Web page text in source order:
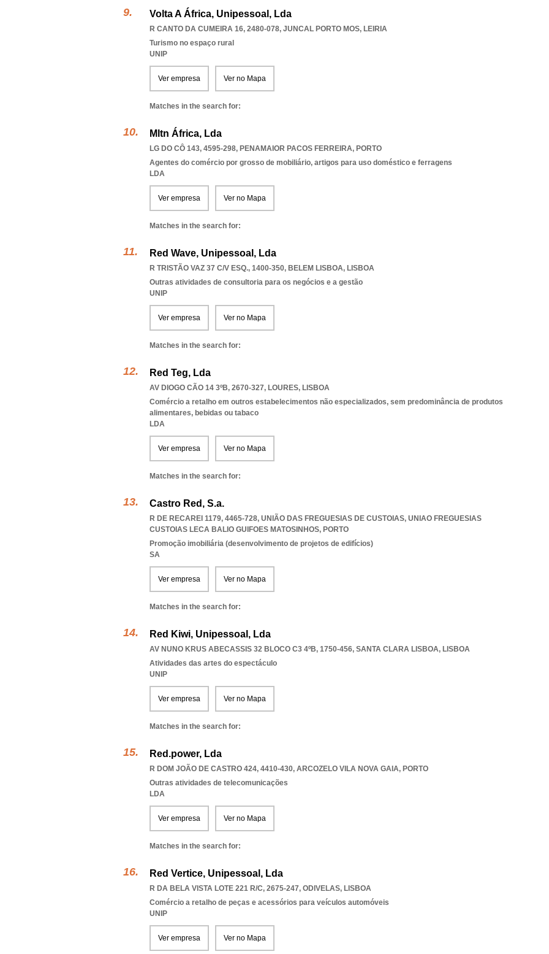
Volta A África, Unipessoal, Lda
R CANTO DA CUMEIRA 16, 2480-078, JUNCAL PORTO MOS, LEIRIA
Turismo no espaço rural
UNIP
Ver empresa Ver no Mapa
Matches in the search for:
Mltn África, Lda
LG DO CÔ 143, 4595-298, PENAMAIOR PACOS FERREIRA, PORTO
Agentes do comércio por grosso de mobiliário, artigos para uso doméstico e ferragens
LDA
Ver empresa Ver no Mapa
Matches in the search for:
Red Wave, Unipessoal, Lda
R TRISTÃO VAZ 37 C/V ESQ., 1400-350, BELEM LISBOA, LISBOA
Outras atividades de consultoria para os negócios e a gestão
UNIP
Ver empresa Ver no Mapa
Matches in the search for:
Red Teg, Lda
AV DIOGO CÃO 14 3ºB, 2670-327, LOURES, LISBOA
Comércio a retalho em outros estabelecimentos não especializados, sem predominância de produtos
alimentares, bebidas ou tabaco
LDA
Ver empresa Ver no Mapa
Matches in the search for:
Castro Red, S.a.
R DE RECAREI 1179, 4465-728, UNIÃO DAS FREGUESIAS DE CUSTOIAS, UNIAO FREGUESIAS
CUSTOIAS LECA BALIO GUIFOES MATOSINHOS, PORTO
Promoção imobiliária (desenvolvimento de projetos de edifícios)
SA
Ver empresa Ver no Mapa
Matches in the search for:
Red Kiwi, Unipessoal, Lda
AV NUNO KRUS ABECASSIS 32 BLOCO C3 4ºB, 1750-456, SANTA CLARA LISBOA, LISBOA
Atividades das artes do espectáculo
UNIP
Ver empresa Ver no Mapa
Matches in the search for:
Red.power, Lda
R DOM JOÃO DE CASTRO 424, 4410-430, ARCOZELO VILA NOVA GAIA, PORTO
Outras atividades de telecomunicações
LDA
Ver empresa Ver no Mapa
Matches in the search for:
Red Vertice, Unipessoal, Lda
R DA BELA VISTA LOTE 221 R/C, 2675-247, ODIVELAS, LISBOA
Comércio a retalho de peças e acessórios para veículos automóveis
UNIP
Ver empresa Ver no Mapa